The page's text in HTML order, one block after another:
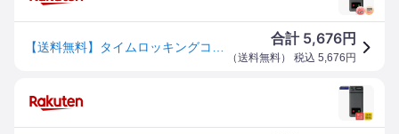
合計 5,676円
（送料無料） 税込 5,676 円